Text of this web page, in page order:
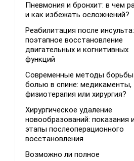
Пневмония и бронхит: в чем
и как избежать осложнений?
Реабилитация после инсульта:
поэтапное восстановление
двигательных и когнитивных
функций
Современные методы борьбы
болью в спине: медикаменты,
физиотерапия или хирургия?
Хирургическое удаление
новообразований: показания и
этапы послеоперационного
восстановления
Возможно ли полное